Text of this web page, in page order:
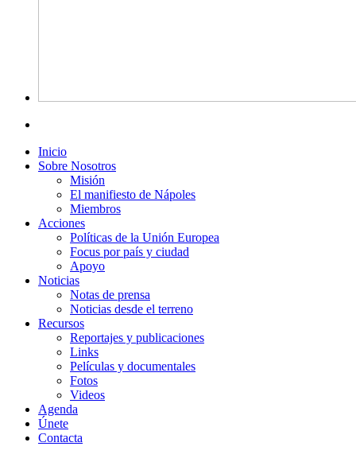
Inicio
Sobre Nosotros
Misión
El manifiesto de Nápoles
Miembros
Acciones
Políticas de la Unión Europea
Focus por país y ciudad
Apoyo
Noticias
Notas de prensa
Noticias desde el terreno
Recursos
Reportajes y publicaciones
Links
Películas y documentales
Fotos
Videos
Agenda
Únete
Contacta